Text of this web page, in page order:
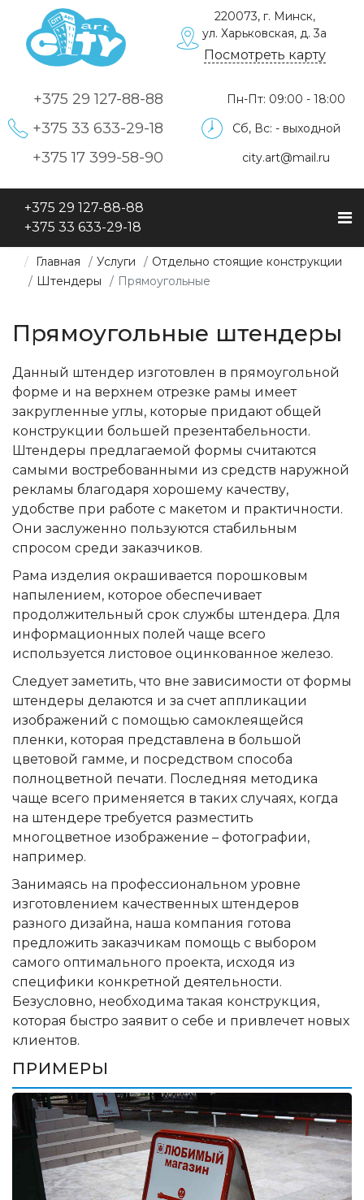
220073, г. Минск,
ул. Харьковская, д. 3а
Посмотреть карту
+375 29127-88-88
+375 33 633-29-18
+375 17 399-58-90
Пн-Пт: 09:00 - 18:00
Сб, Вс: - выходной
city.art@mail.ru
+375 29 127-88-88
+375 33 633-29-18
Главная Услуги
Отдельно стоящие конструкции
Штендеры
Прямоугольные
Прямоугольные штендеры
Данный штендер изготовлен в прямоугольной
форме и на верхнем отрезке рамы имеет
закругленные углы, которые придают общей
конструкции большей презентабельности.
Штендеры предлагаемой формы считаются
самыми востребованными из средств наружной
рекламы благодаря хорошему качеству,
удобстве при работе с макетом и практичности.
Они заслуженно пользуются стабильным
спросом среди заказчиков.
Рама изделия окрашивается порошковым
напылением, которое обеспечивает
продолжительный срок службы штендера. Для
информационных полей чаще всего
используется листовое оцинкованное железо.
Следует заметить, что вне зависимости от формы
штендеры делаются и за счет аппликации
изображений с помощью самоклеящейся
пленки, которая представлена в большой
цветовой гамме, и посредством способа
полноцветной печати. Последняя методика
чаще всего применяется в таких случаях, когда
на штендере требуется разместить
многоцветное изображение – фотографии,
например.
Занимаясь на профессиональном уровне
изготовлением качественных штендеров
разного дизайна, наша компания готова
предложить заказчикам помощь с выбором
самого оптимального проекта, исходя из
специфики конкретной деятельности.
Безусловно, необходима такая конструкция,
которая быстро заявит о себе и привлечет новых
клиентов.
ПРИМЕРЫ